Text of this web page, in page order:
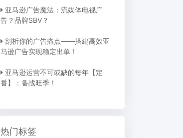
亚马逊广告魔法：流媒体电视广
告？品牌SBV？
剖析你的广告痛点——搭建高效亚
马逊广告实现稳定出单！
亚马逊运营不可或缺的每年【定
番】：备战旺季！
热门标签